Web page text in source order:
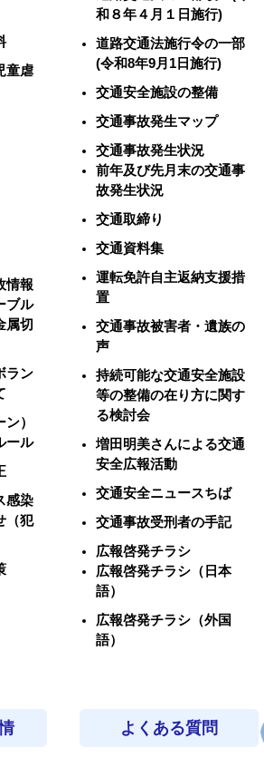
童虐
情報
ブル
属切
ラン
）
ール
感染
（犯
和８年４月１日施行)
道路交通法施行令の一部
(令和8年9月1日施行)
交通安全施設の整備
交通事故発生マップ
交通事故発生状況
前年及び先月末の交通事
故発生状況
交通取締り
交通資料集
運転免許自主返納支援措
置
交通事故被害者・遺族の
声
持続可能な交通安全施設
等の整備の在り方に関す
る検討会
増田明美さんによる交通
安全広報活動
交通安全ニュースちば
交通事故受刑者の手記
広報啓発チラシ
広報啓発チラシ（日本
語）
広報啓発チラシ（外国
語）
よくある質問